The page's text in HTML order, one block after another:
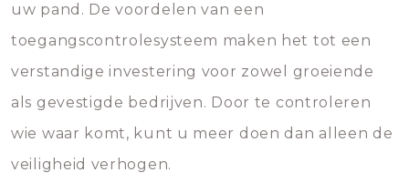
uw pand. De voordelen van een
toegangscontrolesysteem maken het tot een
verstandige investering voor zowel groeiende
als gevestigde bedrijven. Door te controleren
wie waar komt, kunt u meer doen dan alleen de
veiligheid verhogen.